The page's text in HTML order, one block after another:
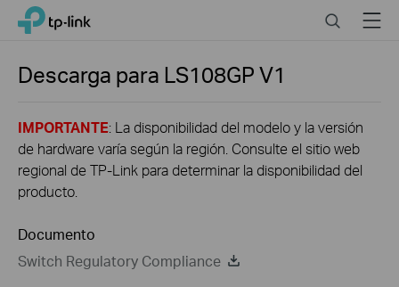
Click
navigation
TP-Link, Reliably Smart SearchMenu
Descarga para LS108GPV1
IMPORTANTE: La disponibilidad del modelo y la versión
de hardware varía según la región. Consulte el sitio web
regional de TP-Link para determinar la disponibilidad del
producto.
Documento
Switch Regulatory Compliance